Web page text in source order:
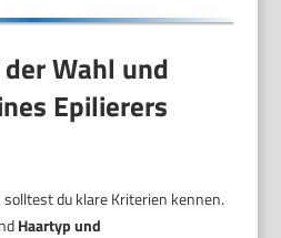
Wahl und
Epilierers
du klare Kriterien kennen.
Haartyp und